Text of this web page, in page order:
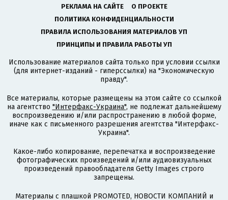
РЕКЛАМА НА САЙТЕ
О ПРОЕКТЕ
ПОЛИТИКА КОНФИДЕНЦИАЛЬНОСТИ
ПРАВИЛА ИСПОЛЬЗОВАНИЯ МАТЕРИАЛОВ УП
ПРИНЦИПЫ И ПРАВИЛА РАБОТЫ УП
Использование материалов сайта только при условии ссылки
(для интернет-изданий - гиперссылки) на "Экономическую
правду".
Все материалы, которые размещены на этом сайте со ссылкой
на агентство "Интерфакс-Украина", не подлежат дальнейшему
воспроизведению и/или распространению в любой форме,
иначе как с письменного разрешения агентства "Интерфакс-
Украина".
Какое-либо копирование, перепечатка и воспроизведение
фотографических произведений и/или аудиовизуальных
произведений правообладателя Getty Images строго
запрещены.
Материалы с плашкой PROMOTED, НОВОСТИ КОМПАНИЙ и